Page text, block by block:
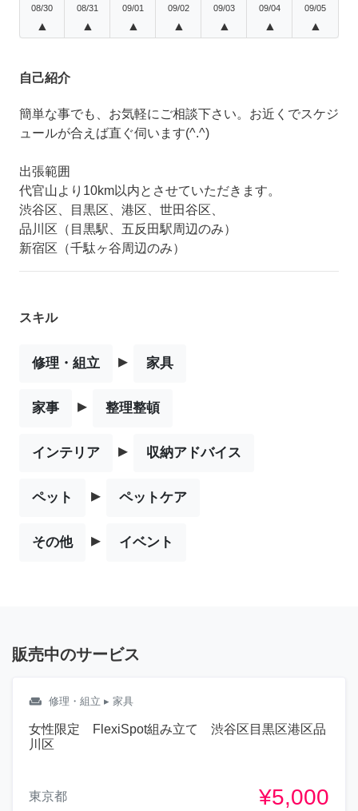
08/30
▲
08/31
▲
09/01
▲
09/02
▲
09/03
▲
09/04
▲
09/05
▲
自己紹介
簡単な事でも、お気軽にご相談下さい。お近くでスケジ
ュールが合えば直ぐ伺います(^.^)
出張範囲
代官山より10km以内とさせていただきます。
渋谷区、目黒区、港区、世田谷区、
品川区（目黒駅、五反田駅周辺のみ）
新宿区（千駄ヶ谷周辺のみ）
スキル
修理・組立 ▸ 家具
家事 ▸ 整理整頓
インテリア ▸ 収納アドバイス
ペット ▸ ペットケア
その他 ▸ イベント
販売中のサービス
weekend 修理・組立 ▸ 家具
女性限定 FlexiSpot組み立て 渋谷区目黒区港区品
川区
東京都 ¥5,000